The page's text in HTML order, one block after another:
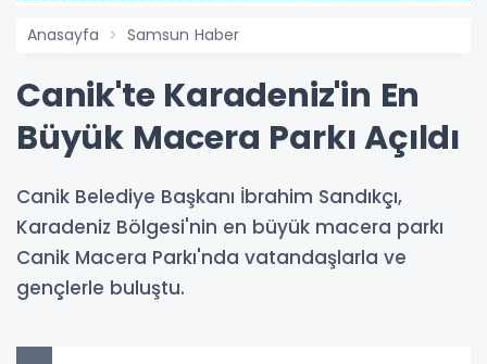
Anasayfa Samsun Haber
Canik'te Karadeniz'in En
Büyük Macera Parkı Açıldı
Canik Belediye Başkanı İbrahim Sandıkçı,
Karadeniz Bölgesi'nin en büyük macera parkı
Canik Macera Parkı'nda vatandaşlarla ve
gençlerle buluştu.